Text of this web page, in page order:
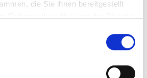
die Sie ihnen bereitgestellt